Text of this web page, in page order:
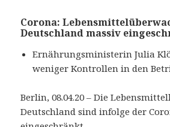
Corona:
Deutschland massiv
Ernährungsministerin Julia
weniger Kontrollen in den
Berlin, 08.04.20 – Die
Deutschland sind infolge der